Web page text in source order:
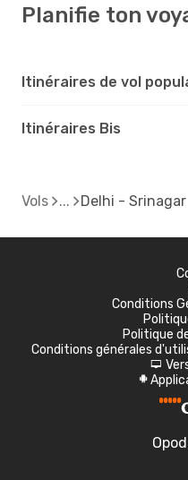
Planifie ton
Itinéraires de vol
Itinéraires Bis
Vols Delhi - Srinagar
Conditions
Politique
Conditions générales
d
A